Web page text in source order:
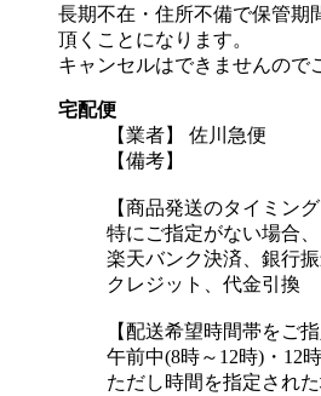
長期不在・住所不備で保管期
頂くことになります。
キャンセルはできませんので
宅配便
【業者】 佐川急便
【備考】
【商品発送のタイミング
特にご指定がない場合、
楽天バンク決済、銀行
クレジット、代金引換
【配送希望時間帯をご
午前中(8時～12時)・12
ただし時間を指定され